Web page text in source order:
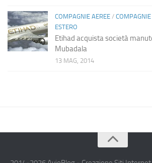
COMPAGNIE AEREE / COMPAGNIE
ESTERO
Etihad acquista società
Mubadala
13 MAG, 2014
Chi Siamo